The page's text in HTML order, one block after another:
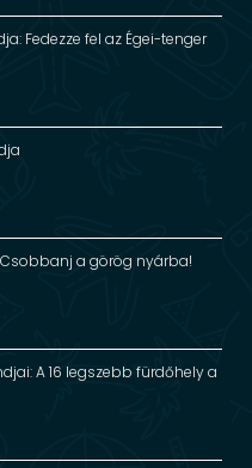
Csobbanj a görög nyárba!